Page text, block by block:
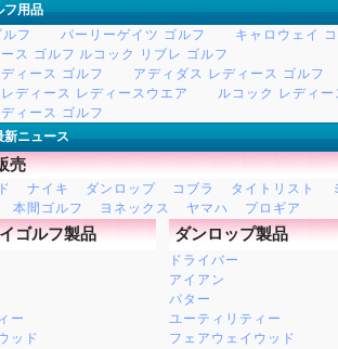
フ用品
フ
パーリーゲイツ ゴルフ
キャロウェイ
ス ゴルフ ルコック リブレ ゴルフ
ィース ゴルフ
アディダス レディース ゴルフ
ディース レディースウエア
ルコック レディ
ィース ゴルフ
ニュース
売
ナイキ ダンロップ コブラ タイトリスト
本間ゴルフ ヨネックス ヤマハ プロギア
ゴルフ製品 ダンロップ製品
ー
ッド
ドライバー
アイアン
パター
ユーティリティー
フェアウェイウッド